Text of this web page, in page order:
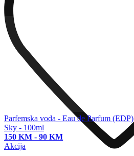
Parfemska voda - Eau de Parfum (EDP)
Sky - 100ml
150 KM - 90 KM
Akcija